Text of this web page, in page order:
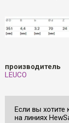
производитель
LEUCO
Если вы хотите
на линиях